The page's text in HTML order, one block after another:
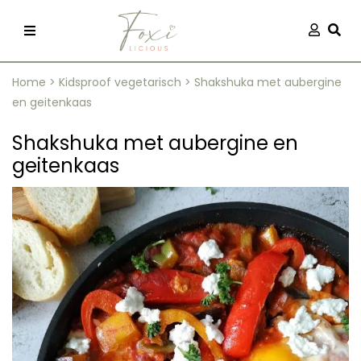
kleding
Home > Kidsproof vegetarisch > Shakshuka met aubergine
en geitenkaas
Shakshuka met aubergine en
geitenkaas